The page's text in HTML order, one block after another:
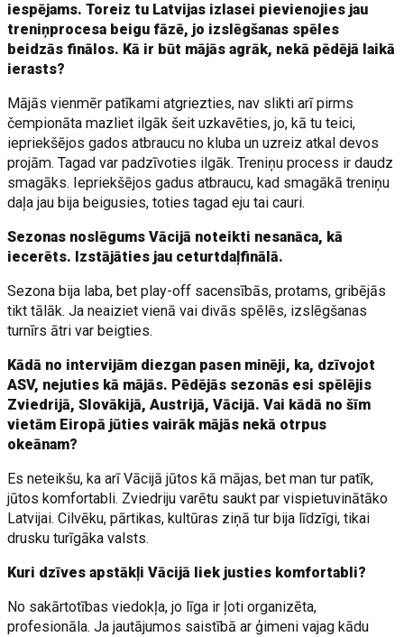
iespējams. Toreiz tu Latvijas izlasei pievienojies jau
treniņprocesa beigu fāzē, jo izslēgšanas spēles
beidzās finālos. Kā ir būt mājās agrāk, nekā pēdējā laikā
ierasts?
Mājās vienmēr patīkami atgriezties, nav slikti arī pirms
čempionāta mazliet ilgāk šeit uzkavēties, jo, kā tu teici,
iepriekšējos gados atbraucu no kluba un uzreiz atkal devos
projām. Tagad var padzīvoties ilgāk. Treniņu process ir daudz
smagāks. Iepriekšējos gadus atbraucu, kad smagākā treniņu
daļa jau bija beigusies, toties tagad eju tai cauri.
Sezonas noslēgums Vācijā noteikti nesanāca, kā
iecerēts. Izstājāties jau ceturtdaļfinālā.
Sezona bija laba, bet play-off sacensībās, protams, gribējās
tikt tālāk. Ja neaiziet vienā vai divās spēlēs, izslēgšanas
turnīrs ātri var beigties.
Kādā no intervijām diezgan pasen minēji, ka, dzīvojot
ASV, nejuties kā mājās. Pēdējās sezonās esi spēlējis
Zviedrijā, Slovākijā, Austrijā, Vācijā. Vai kādā no šīm
vietām Eiropā jūties vairāk mājās nekā otrpus
okeānam?
Es neteikšu, ka arī Vācijā jūtos kā mājas, bet man tur patīk,
jūtos komfortabli. Zviedriju varētu saukt par vispietuvinātāko
Latvijai. Cilvēku, pārtikas, kultūras ziņā tur bija līdzīgi, tikai
drusku turīgāka valsts.
Kuri dzīves apstākļi Vācijā liek justies komfortabli?
No sakārtotības viedokļa, jo līga ir ļoti organizēta,
profesionāla. Ja jautājumos saistībā ar ģimeni vajag kādu